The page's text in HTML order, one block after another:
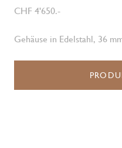
CHF 4'650.-
Gehäuse in Edelstahl, 36